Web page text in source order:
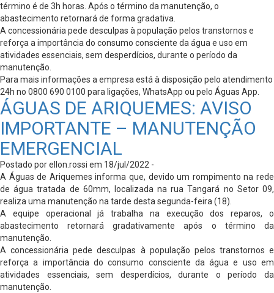
término é de 3h horas. Após o término da manutenção, o
abastecimento retornará de forma gradativa.
A concessionária pede desculpas à população pelos transtornos e
reforça a importância do consumo consciente da água e uso em
atividades essenciais, sem desperdícios, durante o período da
manutenção.
Para mais informações a empresa está à disposição pelo atendimento
24h no 0800 690 0100 para ligações, WhatsApp ou pelo Águas App.
ÁGUAS DE ARIQUEMES: AVISO
IMPORTANTE – MANUTENÇÃO
EMERGENCIAL
Postado por ellon.rossi em 18/jul/2022 -
A Águas de Ariquemes informa que, devido um rompimento na rede
de água tratada de 60mm, localizada na rua Tangará no Setor 09,
realiza uma manutenção na tarde desta segunda-feira (18).
A equipe operacional já trabalha na execução dos reparos, o
abastecimento retornará gradativamente após o término da
manutenção.
A concessionária pede desculpas à população pelos transtornos e
reforça a importância do consumo consciente da água e uso em
atividades essenciais, sem desperdícios, durante o período da
manutenção.